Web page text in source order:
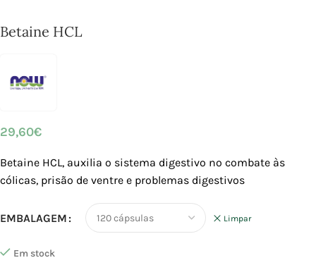
Betaine HCL
29,60€
Betaine HCL, auxilia o sistema digestivo no combate às
cólicas, prisão de ventre e problemas digestivos
EMBALAGEM Limpar
Em stock